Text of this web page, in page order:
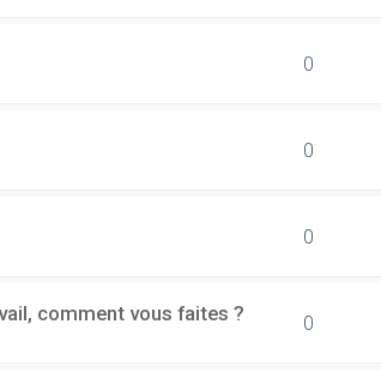
0
0
0
comment vous faites ? 0